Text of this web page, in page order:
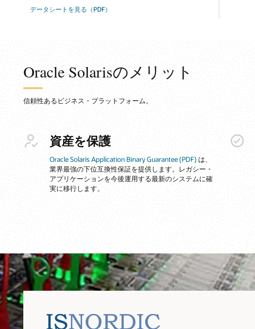
データシートを見る（PDF）
Oracle Solarisのメリット
信頼性あるビジネス・プラットフォーム。
資産を保護
Oracle Solaris Application Binary Guarantee (PDF) は、
業界最強の下位互換性保証を提供します。レガシー・
アプリケーションを今後運用する最新のシステムに確
実に移行します。